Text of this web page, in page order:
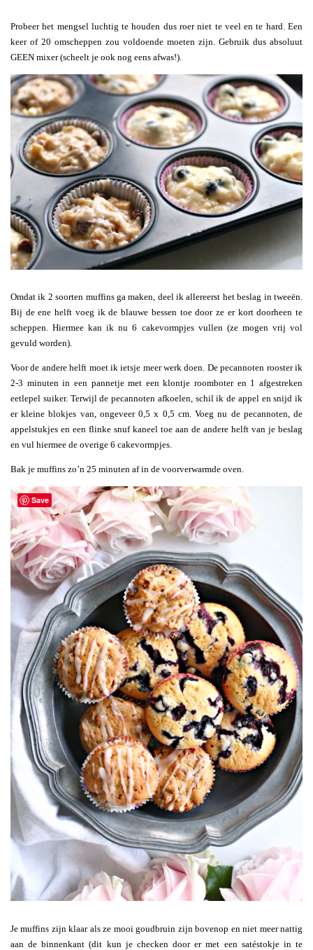
Probeer het mengsel luchtig te houden dus roer niet te veel en te hard. Een
keer of 20 omscheppen zou voldoende moeten zijn. Gebruik dus absoluut
GEEN mixer (scheelt je ook nog eens afwas!).
Omdat ik 2 soorten muffins ga maken, deel ik allereerst het beslag in tweeën.
Bij de ene helft voeg ik de blauwe bessen toe door ze er kort doorheen te
scheppen. Hiermee kan ik nu 6 cakevormpjes vullen (ze mogen vrij vol
gevuld worden).
Voor de andere helft moet ik ietsje meer werk doen. De pecannoten rooster ik
2-3 minuten in een pannetje met een klontje roomboter en 1 afgestreken
eetlepel suiker. Terwijl de pecannoten afkoelen, schil ik de appel en snijd ik
er kleine blokjes van, ongeveer 0,5 x 0,5 cm. Voeg nu de pecannoten, de
appelstukjes en een flinke snuf kaneel toe aan de andere helft van je beslag
en vul hiermee de overige 6 cakevormpjes.
Bak je muffins zo’n 25 minuten af in de voorverwarmde oven.
Je muffins zijn klaar als ze mooi goudbruin zijn bovenop en niet meer nattig
aan de binnenkant (dit kun je checken door er met een satéstokje in te
Save